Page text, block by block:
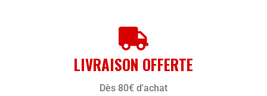
LIVRAISON OFFERTE
Dès 80€ d'achat